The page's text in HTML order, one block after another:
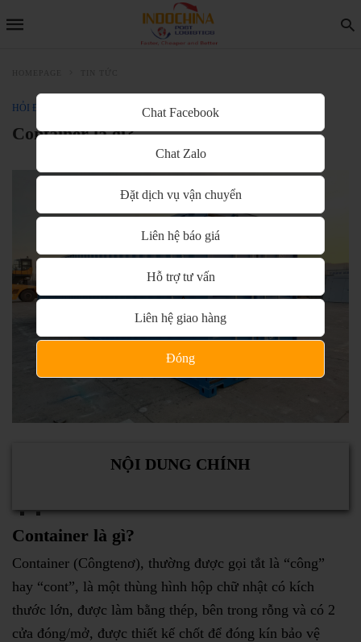
HỎI ĐÁP
Container là gì?
NỘI DUNG CHÍNH
Container là gì?
Container (Côngtenơ), thường được gọi tắt là “công”
hay “cont”, là một thùng hình hộp chữ nhật có kích
thước lớn, được làm bằng thép, bên trong rỗng và có 2
cửa đóng/mở, được thiết kế chốt để đóng kín bảo vệ
Chat Facebook
Chat Zalo
Đặt dịch vụ vận chuyển
Liên hệ báo giá
Hỗ trợ tư vấn
Liên hệ giao hàng
Đóng